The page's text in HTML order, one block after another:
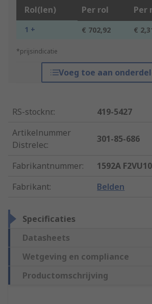
Rol(len) Per rol Per
1 + € 702,92 €
*prijsindicatie
Voeg toe aan
RS-stocknr.:
419-5427
Artikelnummer
Distrelec:
301-85-686
Fabrikantnummer:
1592A
Fabrikant: Belden
Specificaties
Datasheets
Wetgeving en compliance
Productomschrijving